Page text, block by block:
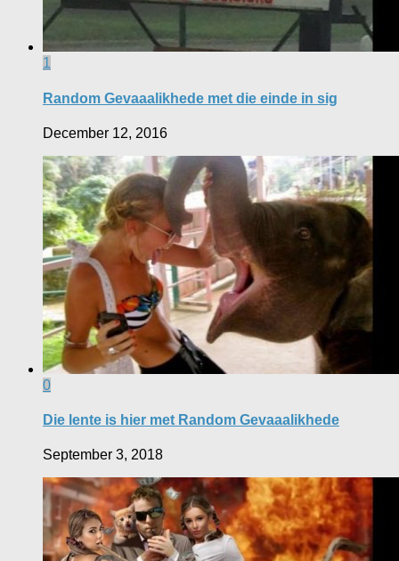
1
Random Gevaaalikhede met die einde in sig
December 12, 2016
0
Die lente is hier met Random Gevaaalikhede
September 3, 2018